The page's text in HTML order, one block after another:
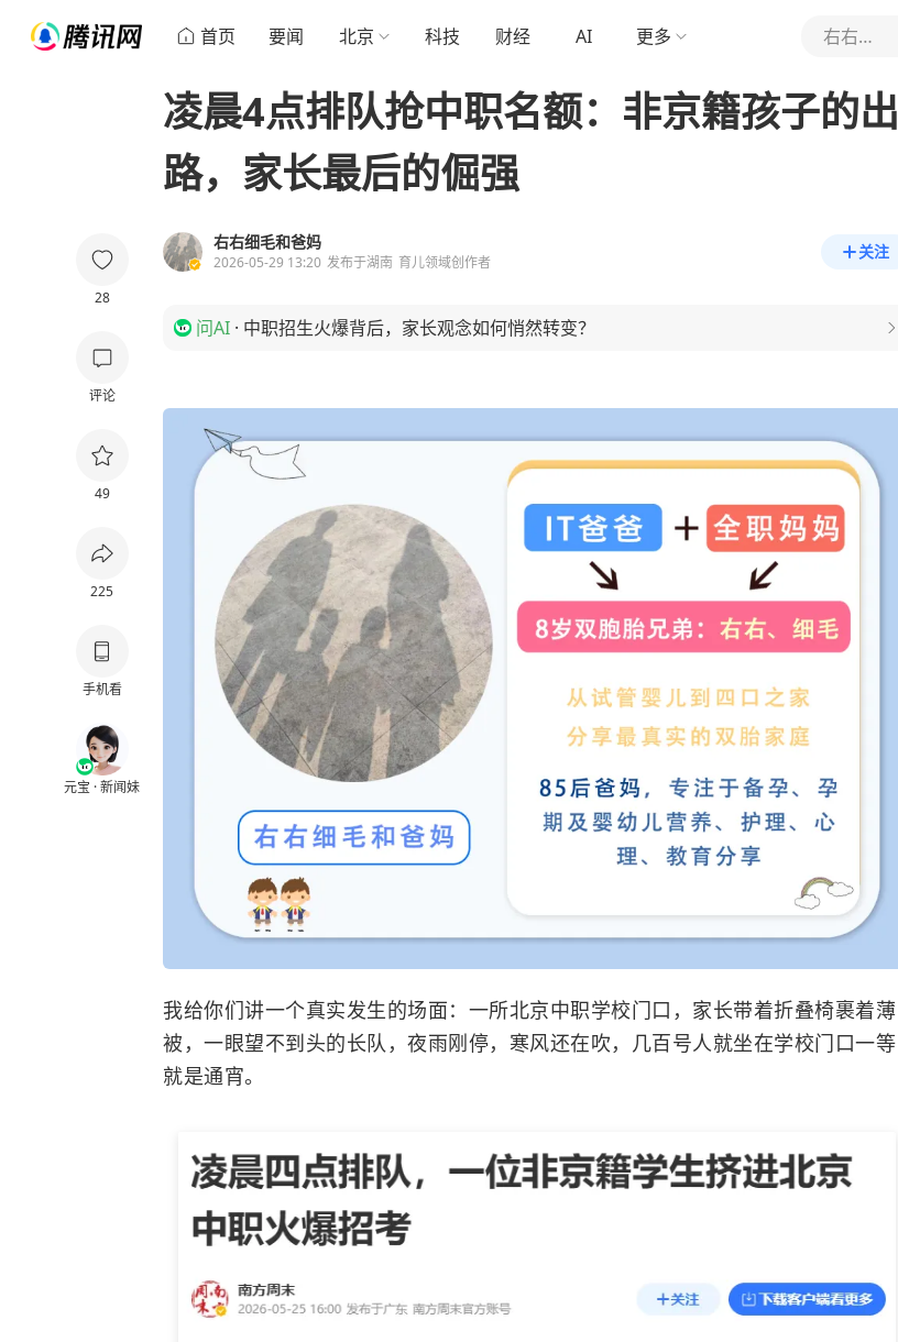
首页 要闻 北京 科技 财经 AI 更多 右右细毛和爸妈
28
评论
49
225
手机看
元宝 · 新闻妹
凌晨4点排队抢中职名额：非京籍孩子的出
路，家长最后的倔强
右右细毛和爸妈
2026-05-29 13:20 发布于湖南 育儿领域创作者
关注
问AI · 中职招生火爆背后，家长观念如何悄然转变？
我给你们讲一个真实发生的场面：一所北京中职学校门口，家长带着折叠椅裹着薄
被，一眼望不到头的长队，夜雨刚停，寒风还在吹，几百号人就坐在学校门口一等
就是通宵。